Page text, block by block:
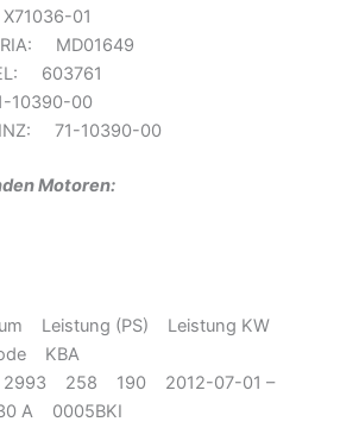
01
MD01649
603761
10390-00
71-10390-00
Motoren:
Leistung (PS) Leistung KW
KBA
2993 258 190 2012-07-01 –
A 0005BKI